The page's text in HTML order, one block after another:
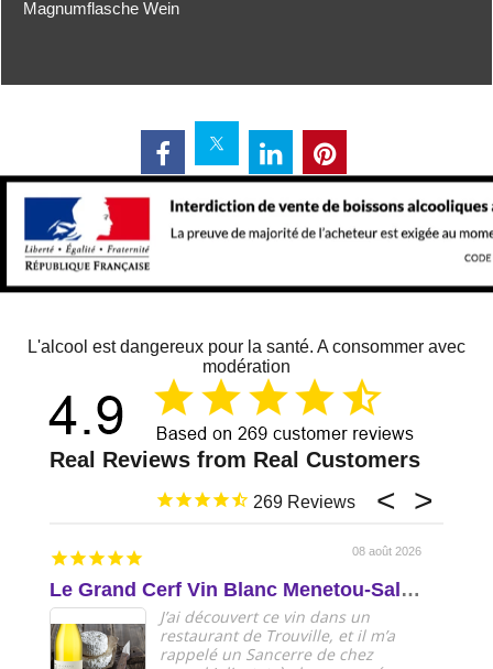
Magnumflasche Wein
L'alcool est dangereux pour la santé. A consommer avec
modération
269
08 août 2026
Le Grand Cerf Vin Blanc Menetou-Salon AOP Val de Loire
J’ai découvert ce vin dans un
restaurant de Trouville, et il m’a
rappelé un Sancerre de chez